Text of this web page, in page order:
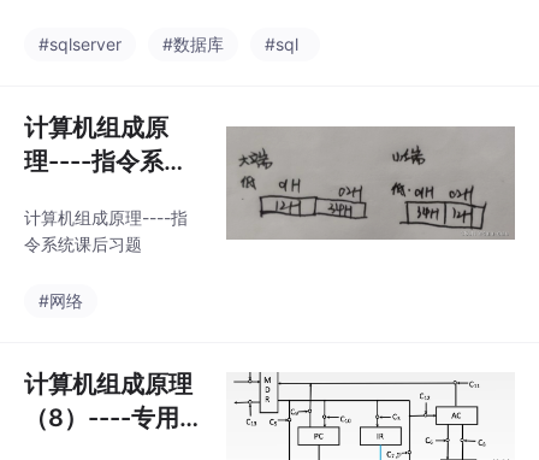
http://t.csdn.cn/AVGM
插入数据之前，两张表
都为空在buy表中插入
一个数据之后：不能写
了列列表并且 IDENTIT
Y INSERT 为 ON 时，
列指定显式值。第
#sqlserver #数据库 #sql
计算机组成原
理----指令系统
计算机组成原理----指
令系统课后习题
#网络
计算机组成原理
（8）----专用